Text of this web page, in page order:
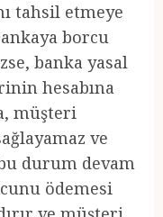
tahsil etmeye
borcu
banka yasal
hesabına
müşteri
ve
durum devam
ödemesi